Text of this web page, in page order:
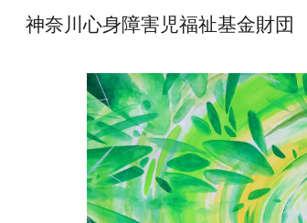
神奈川心身障害児福祉基金財団